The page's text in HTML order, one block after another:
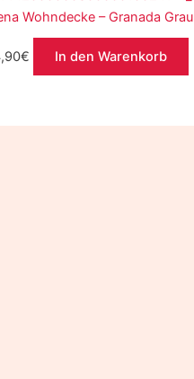
Wohndecke – Granada Grau
€ In den Warenkorb